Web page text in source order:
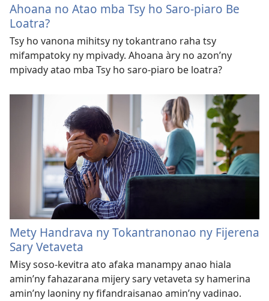
Ahoana no Atao mba Tsy ho Saro-piaro Be
Loatra?
Tsy ho vanona mihitsy ny tokantrano raha tsy
mifampatoky ny mpivady. Ahoana àry no azon’ny
mpivady atao mba Tsy ho saro-piaro be loatra?
Mety Handrava ny Tokantranonao ny Fijerena
Sary Vetaveta
Misy soso-kevitra ato afaka manampy anao hiala
amin’ny fahazarana mijery sary vetaveta sy hamerina
amin’ny laoniny ny fifandraisanao amin’ny vadinao.